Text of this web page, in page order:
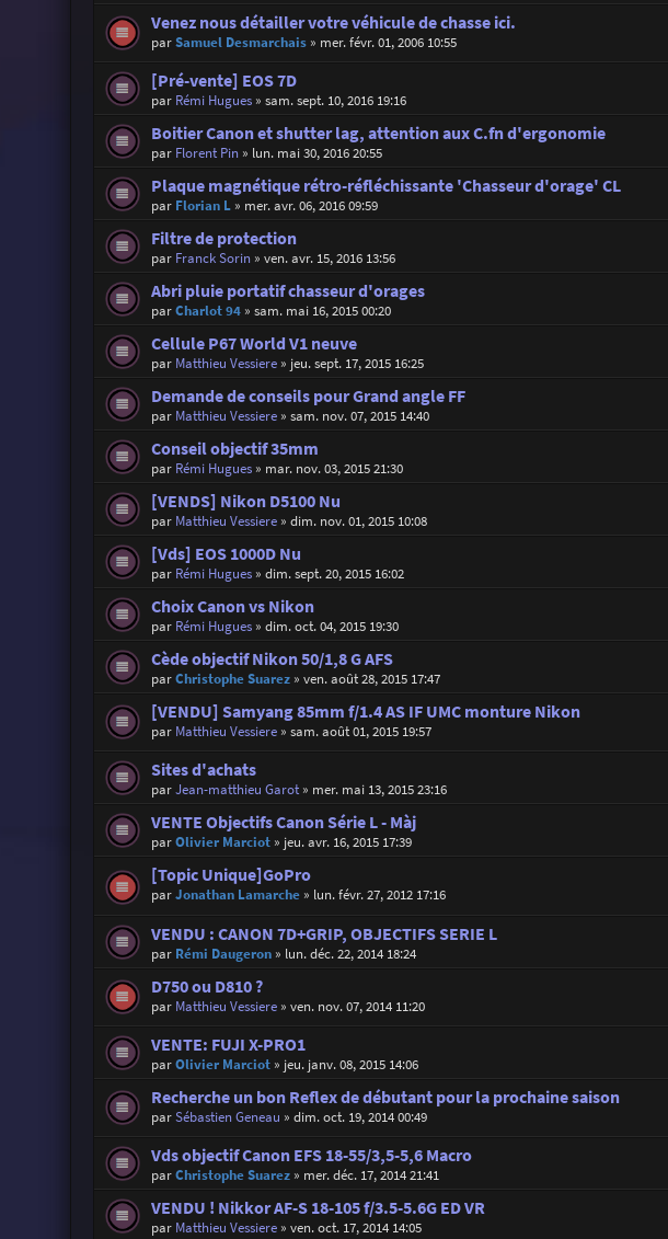
Venez nous détailler votre véhicule de chasse ici.
parSamuel Desmarchais» mer. févr. 01, 2006 10:55
[Pré-vente] EOS 7D
par Rémi Hugues» sam. sept. 10, 2016 19:16
Boitier Canon et shutter lag, attention aux C.fn d'ergonomie
par Florent Pin» lun. mai 30, 2016 20:55
Plaque magnétique rétro-réfléchissante 'Chasseur d'orage' CL
par Florian L» mer. avr. 06, 2016 09:59
Filtre de protection
par Franck Sorin» ven. avr. 15, 2016 13:56
Abri pluie portatif chasseur d'orages
parCharlot 94» sam. mai 16, 2015 00:20
Cellule P67 World V1 neuve
par Matthieu Vessiere» jeu. sept. 17, 2015 16:25
Demande de conseils pour Grand angle FF
par Matthieu Vessiere» sam. nov. 07, 2015 14:40
Conseil objectif 35mm
par Rémi Hugues» mar. nov. 03, 2015 21:30
[VENDS] Nikon D5100 Nu
par Matthieu Vessiere» dim. nov. 01, 2015 10:08
[Vds] EOS 1000D Nu
par Rémi Hugues» dim. sept. 20, 2015 16:02
Choix Canon vs Nikon
par Rémi Hugues» dim. oct. 04, 2015 19:30
Cède objectif Nikon 50/1,8 G AFS
parChristophe Suarez» ven. août 28, 2015 17:47
[VENDU] Samyang 85mm f/1.4 AS IF UMC monture Nikon
par Matthieu Vessiere» sam. août 01, 2015 19:57
Sites d'achats
parJean-matthieu Garot» mer. mai 13, 2015 23:16
VENTE Objectifs Canon Série L - Màj
parOlivier Marciot» jeu. avr. 16, 2015 17:39
[Topic Unique]GoPro
parJonathan Lamarche» lun. févr. 27, 2012 17:16
VENDU : CANON 7D+GRIP, OBJECTIFS SERIE L
par Rémi Daugeron» lun. déc. 22, 2014 18:24
D750 ou D810 ?
par Matthieu Vessiere» ven. nov. 07, 2014 11:20
VENTE: FUJI X-PRO1
parOlivier Marciot» jeu. janv. 08, 2015 14:06
Recherche un bon Reflex de débutant pour la prochaine saison
parSébastien Geneau » dim. oct. 19, 2014 00:49
Vds objectif Canon EFS 18-55/3,5-5,6 Macro
parChristophe Suarez» mer. déc. 17, 2014 21:41
VENDU ! Nikkor AF-S 18-105 f/3.5-5.6G ED VR
par Matthieu Vessiere» ven. oct. 17, 2014 14:05